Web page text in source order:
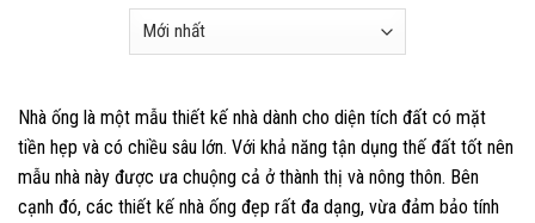
Nhà ống là một mẫu thiết kế nhà dành cho diện tích đất có mặt
tiền hẹp và có chiều sâu lớn. Với khả năng tận dụng thế đất tốt nên
mẫu nhà này được ưa chuộng cả ở thành thị và nông thôn. Bên
cạnh đó, các thiết kế nhà ống đẹp rất đa dạng, vừa đảm bảo tính